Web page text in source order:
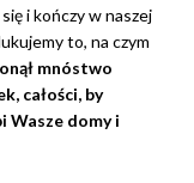
i kończy w naszej
to, na czym
mnóstwo
całości, by
domy i